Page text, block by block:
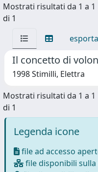
Mostrati risultati da 1 a 1
di 1
Il concetto di
1998 Stimilli, Elettra
Mostrati risultati da 1 a 1
di 1
Legenda icone
file ad accesso
file disponibili